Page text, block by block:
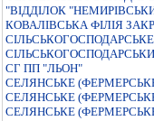
"ВIДДIЛОК
КОВАЛІВСЬКА ФІЛІЯ
СГ ПП "ЛЬОН"
СЕЛЯНСЬКЕ
СЕЛЯНСЬКЕ
СЕЛЯНСЬКЕ